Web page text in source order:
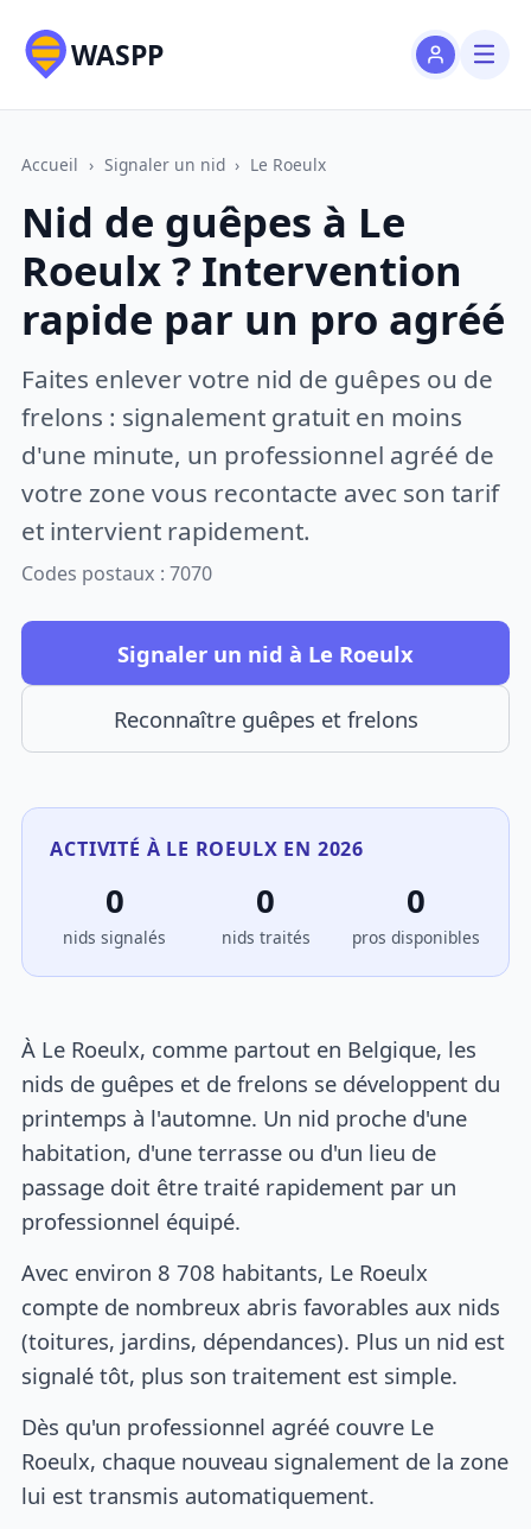
WASPP
Accueil › Signaler un nid › Le Roeulx
Nid de guêpes à Le
Roeulx ? Intervention
rapide par un pro agréé
Faites enlever votre nid de guêpes ou de
frelons : signalement gratuit en moins
d'une minute, un professionnel agréé de
votre zone vous recontacte avec son tarif
et intervient rapidement.
Codes postaux : 7070
Signaler un nid à Le Roeulx
Reconnaître guêpes et frelons
ACTIVITÉ À LE ROEULX EN 2026
0
nids signalés
0
nids traités
0
pros disponibles
À Le Roeulx, comme partout en Belgique, les
nids de guêpes et de frelons se développent du
printemps à l'automne. Un nid proche d'une
habitation, d'une terrasse ou d'un lieu de
passage doit être traité rapidement par un
professionnel équipé.
Avec environ 8 708 habitants, Le Roeulx
compte de nombreux abris favorables aux nids
(toitures, jardins, dépendances). Plus un nid est
signalé tôt, plus son traitement est simple.
Dès qu'un professionnel agréé couvre Le
Roeulx, chaque nouveau signalement de la zone
lui est transmis automatiquement.